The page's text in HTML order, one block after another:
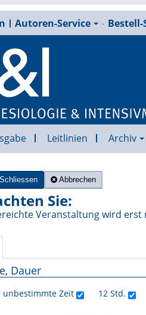
Autoren-Service Bestell-
Leitlinien Archiv
Abbrechen
Sie:
Veranstaltung wird
Dauer
unbestimmte Zeit 12 Std.